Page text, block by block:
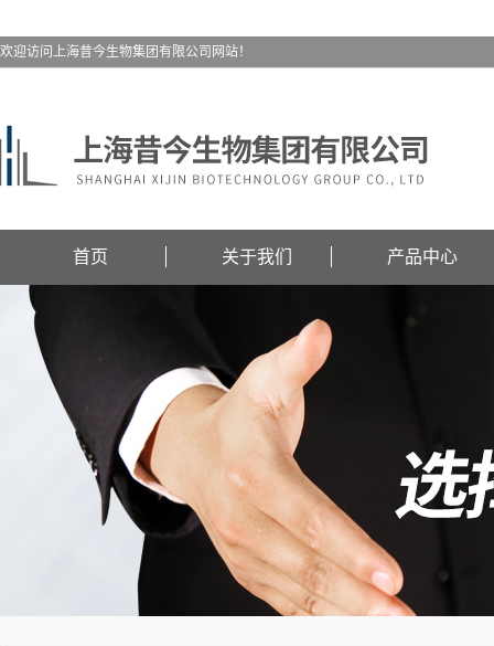
欢迎访问上海昔今生物集团有限公司网站！
首页 关于我们 产品中心